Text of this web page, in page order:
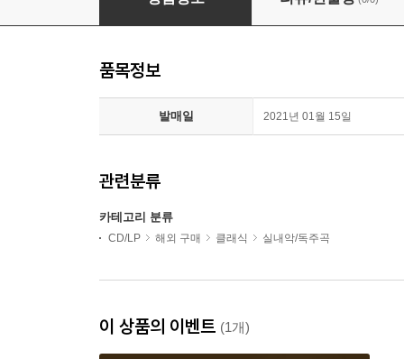
품목정보
발매일 2021년 01월 15일
관련분류
카테고리 분류
CD/LP 해외 구매 클래식 실내악/독주곡
이 상품의 이벤트 (1개)